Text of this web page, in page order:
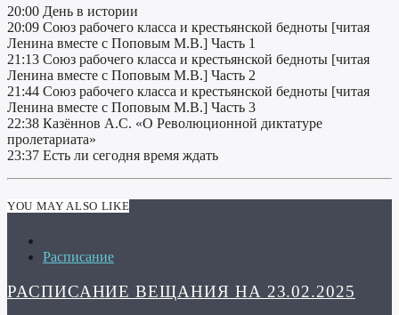
20:00 День в истории
20:09 Союз рабочего класса и крестьянской бедноты [читая
Ленина вместе с Поповым М.В.] Часть 1
21:13 Союз рабочего класса и крестьянской бедноты [читая
Ленина вместе с Поповым М.В.] Часть 2
21:44 Союз рабочего класса и крестьянской бедноты [читая
Ленина вместе с Поповым М.В.] Часть 3
22:38 Казённов А.С. «О Революционной диктатуре
пролетариата»
23:37 Есть ли сегодня время ждать
YOU MAY ALSO LIKE
Расписание
РАСПИСАНИЕ ВЕЩАНИЯ НА 23.02.2025